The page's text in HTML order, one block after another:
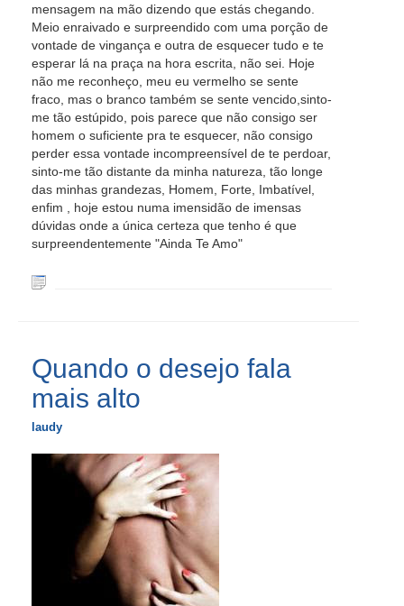
mensagem na mão dizendo que estás chegando.
Meio enraivado e surpreendido com uma porção de
vontade de vingança e outra de esquecer tudo e te
esperar lá na praça na hora escrita, não sei. Hoje
não me reconheço, meu eu vermelho se sente
fraco, mas o branco também se sente vencido,sinto-
me tão estúpido, pois parece que não consigo ser
homem o suficiente pra te esquecer, não consigo
perder essa vontade incompreensível de te perdoar,
sinto-me tão distante da minha natureza, tão longe
das minhas grandezas, Homem, Forte, Imbatível,
enfim , hoje estou numa imensidão de imensas
dúvidas onde a única certeza que tenho é que
surpreendentemente "Ainda Te Amo"
Quando o desejo fala
mais alto
laudy